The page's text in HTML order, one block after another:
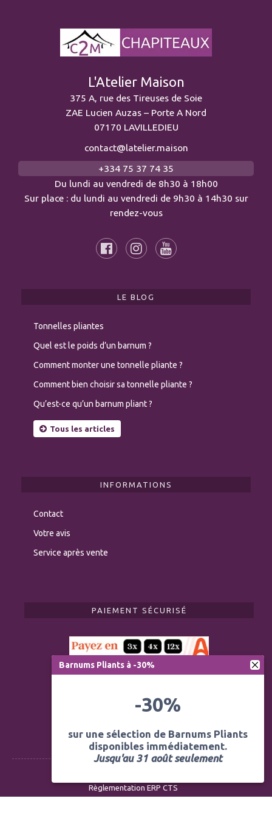
L'Atelier Maison
375 A, rue des Tireuses de Soie
ZAE Lucien Auzas – Porte A Nord
07170 LAVILLEDIEU
contact@latelier.maison
+334 75 37 74 35
Du lundi au vendredi de 8h30 à 18h00
Sur place : du lundi au vendredi de 9h30 à 14h30 sur
rendez-vous
LE BLOG
Tonnelles pliantes
Quel est le poids d’un barnum ?
Comment monter une tonnelle pliante ?
Comment bien choisir sa tonnelle pliante ?
Qu’est-ce qu’un barnum pliant ?
Tous les articles
INFORMATIONS
Contact
Votre avis
Service après vente
PAIEMENT SÉCURISÉ
Règlementation ERP CTS
Barnums Pliants à -30%
-30%
sur une sélection de Barnums Pliants
disponibles immédiatement.
Jusqu'au 31 août seulement